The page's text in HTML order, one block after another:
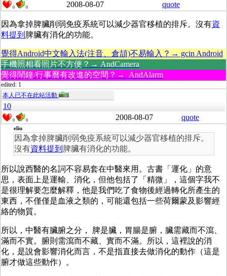
0 0 2008-08-07 quote
因為拿掉脾臟削弱免疫系統可以減少器官移植的排斥。沒有資
料提到 脾臟有消化的功能。
覺得Android中文輸入法(注音、倉頡)不易輸入？→ gcin Android
手機照相看照片不方便？→ AndCamera
覺得鬧鐘/行事曆有改進的空間？→ AndAlarm
edited: 1
本人已不在此站活動
10
0 0 2008-08-07 quote
eliu
因為拿掉脾臟削弱免疫系統可以減少器官移植的排斥。
沒有資料提到 脾臟有消化的功能。
所以說西醫的名詞不容易套在中醫來用。古書「運化」的意
思，表面上是運輸、消化，但他包括了「精微」，這個字我不
是很理解要怎麼解釋，他是我們吃了食物後經過轉化所產生的
東西，不僅僅是血液之類的，可能還包括一些荷爾蒙及影響經
絡的物質。
所以，中醫有臟腑之分， 脾是臟，胃腸是腑，臟需藏而不瀉、
滿而不實。腑則需瀉而不藏、實而不滿。所以，這裡說的消
化，是說會影響消化而言，不是指直接去做消化的動作（這是
腑才做這些動作）。